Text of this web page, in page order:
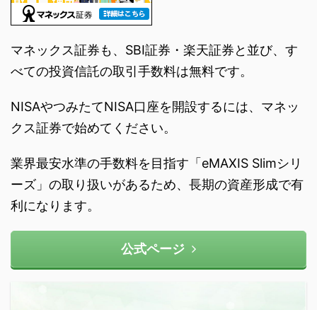
マネックス証券も、SBI証券・楽天証券と並び、す
べての投資信託の取引手数料は無料です。
NISAやつみたてNISA口座を開設するには、マネッ
クス証券で始めてください。
業界最安水準の手数料を目指す「eMAXIS Slimシリ
ーズ」の取り扱いがあるため、長期の資産形成で有
利になります。
公式ページ